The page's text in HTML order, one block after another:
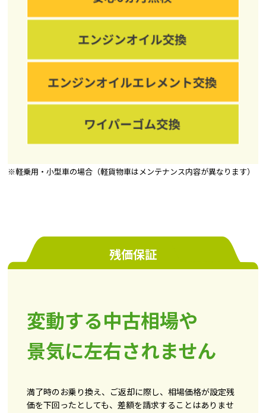
※軽乗用・小型車の場合（軽貨物車はメンテナンス内容が異なります）
残価保証
変動する中古相場や
景気に左右されません
満了時のお乗り換え、ご返却に際し、相場価格が設定残
価を下回ったとしても、差額を請求することはありませ